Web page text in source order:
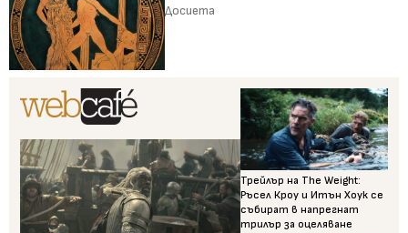
Досиета
Трейлър на The Weight:
Ръсел Кроу и Итън Хоук се
събират в напрегнат
трилър за оцеляване